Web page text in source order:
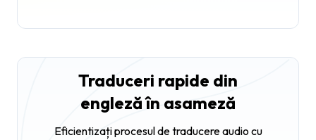
Traduceri rapide din
engleză în asameză
Eficientizați procesul de traducere audio cu